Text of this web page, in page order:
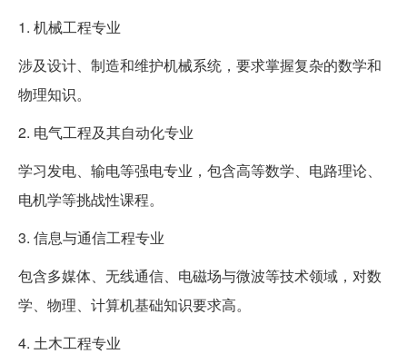
1. 机械工程专业
涉及设计、制造和维护机械系统，要求掌握复杂的数学和
物理知识。
2. 电气工程及其自动化专业
学习发电、输电等强电专业，包含高等数学、电路理论、
电机学等挑战性课程。
3. 信息与通信工程专业
包含多媒体、无线通信、电磁场与微波等技术领域，对数
学、物理、计算机基础知识要求高。
4. 土木工程专业